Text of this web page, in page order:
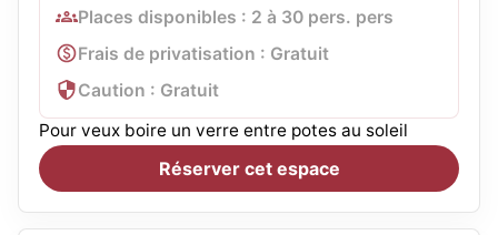
Places disponibles : 2 à 30 pers. pers
Frais de privatisation : Gratuit
Caution : Gratuit
Pour veux boire un verre entre potes au soleil
Réserver cet espace